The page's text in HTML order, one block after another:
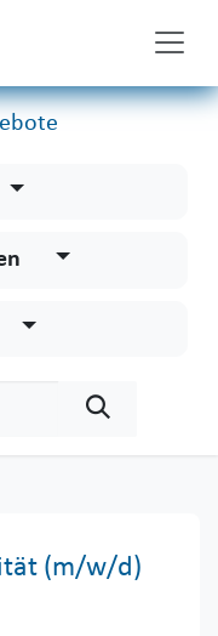
(m/w/d)